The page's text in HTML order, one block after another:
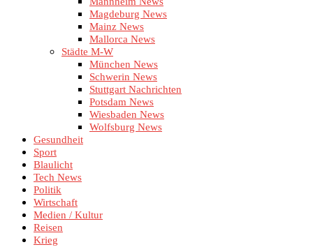
Magdeburg News
Mainz News
Mallorca News
Städte M-W
München News
Schwerin News
Stuttgart Nachrichten
Potsdam News
Wiesbaden News
Wolfsburg News
Gesundheit
Sport
Blaulicht
Tech News
Politik
Wirtschaft
Medien / Kultur
Reisen
Krieg